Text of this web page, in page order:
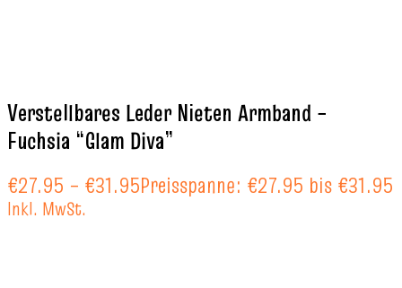
Verstellbares Leder Nieten Armband –
Fuchsia “Glam Diva”
€27.95 – €31.95Preisspanne: €27.95 bis €31.95
Inkl. MwSt.